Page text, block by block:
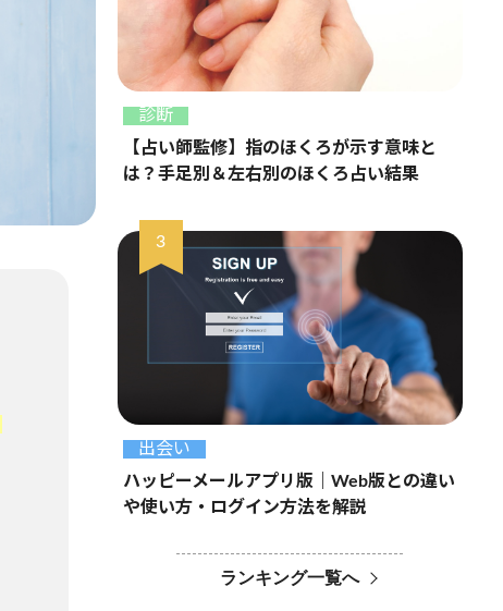
診断
【占い師監修】指のほくろが示す意味と
は？手足別＆左右別のほくろ占い結果
出会い
ハッピーメールアプリ版｜Web版との違い
や使い方・ログイン方法を解説
ランキング一覧へ